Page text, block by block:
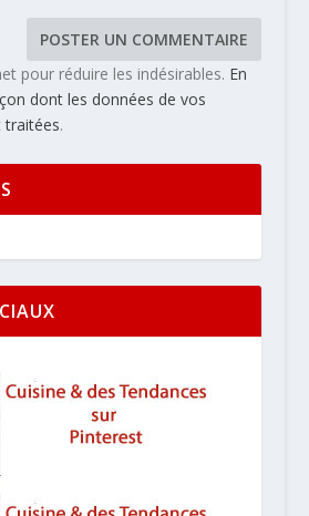
pour réduire les indésirables. En
dont les données de vos
traitées.